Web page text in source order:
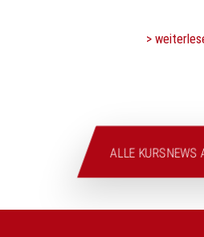
>
ALLE KURSNEWS